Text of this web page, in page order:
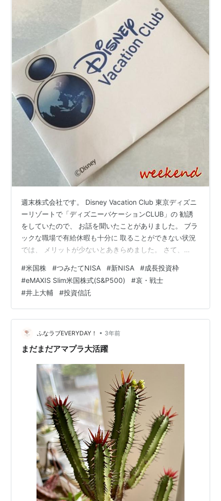
週末株式会社です。 Disney Vacation Club 東京ディズニ
ーリゾートで「ディズニーバケーションCLUB」の 勧誘
をしていたので、 お話を聞いたことがありました。 ブラ
ックな職場で有給休暇も十分に 取ることができない状況
では、 メリットが少ないとあきらめました。 さて、
ましたが、 2023年12月のつみたてNISAの状況を 報告し
ます。 つみたてNISA 残高推移 なんと、 -424,375円の
マイナス！！！！！ -17.73%！！！！ かなりマイナスが
大きいですね。 実は、NISA口座で購入していた eMAXIS
Sli…
#米国株 #つみたてNISA #新NISA #成長投資枠
#eMAXIS Slim米国株式(S&P500) #哀・戦士
#井上大輔 #投資信託
ふなラブEVERYDAY！ • 3年前
まだまだアマプラ大活躍